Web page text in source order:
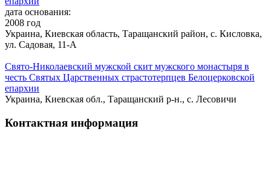
дата основания:
2008 год
Украина, Киевская область, Таращанский район, с. Кисловка,
ул. Садовая, 11-А
Свято-Николаевский мужской скит мужского монастыря в
честь Святых Царственных страстотерпцев Белоцерковской
епархии
Украина, Киевская обл., Таращанский р-н., с. Лесовичи
Контактная информация